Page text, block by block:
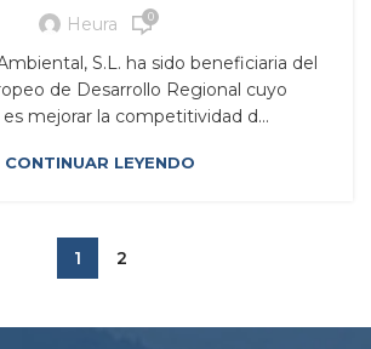
Heura 0
S.L. ha sido beneficiaria del
de Desarrollo Regional cuyo
mejorar la competitividad d...
CONTINUAR LEYENDO
1 2